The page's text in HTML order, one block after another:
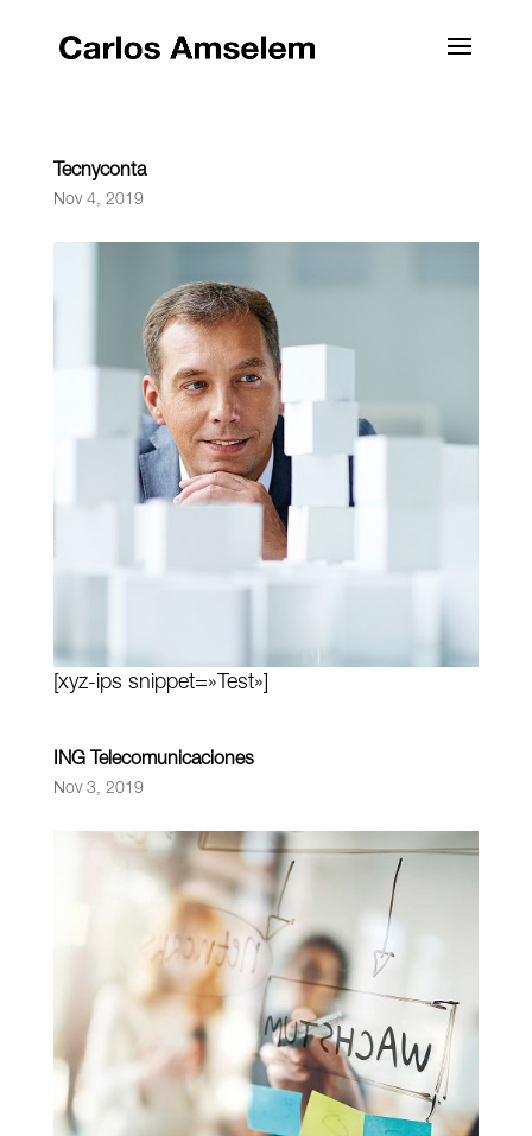
Tecnyconta
Nov 4, 2019
[xyz-ips snippet=»Test»]
ING Telecomunicaciones
Nov 3, 2019